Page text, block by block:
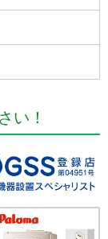
い！